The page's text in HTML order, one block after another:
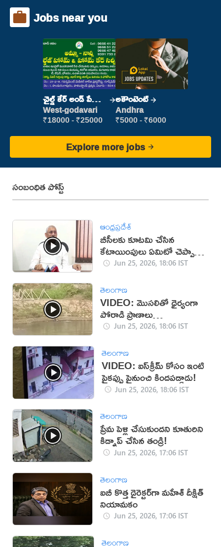
Jobs near you
చైల్డ్ కేర్ అండ్ పేషెంట్
కేర్
West-godavari
₹18000 - ₹25000
అకౌంటెంట్
Andhra
₹5000 - ₹6000
Explore more jobs
సంబంధిత పోస్ట్
ఆంధ్రప్రదేశ్
బీసీలకు కూటమి చేసిన
కేటాయింపులు ఏమిటో చెప్పాలి:
వేణుగోపాలకృష్ణ
Jun 25, 2026, 18:06 IST
తెలంగాణ
VIDEO: మొసలితో ధైర్యంగా
పోరాడి ప్రాణాలు
దక్కించుకున్నాడు
Jun 25, 2026, 18:06 IST
తెలంగాణ
VIDEO: ఐస్‌క్రీమ్ కోసం ఇంటి
పైకప్పు పైనుంచి కిందపడ్డాడు!
Jun 25, 2026, 18:06 IST
తెలంగాణ
ప్రేమ పెళ్లి చేసుకుందని కూతురిని
కిడ్నాప్ చేసిన తండ్రి!
Jun 25, 2026, 17:06 IST
తెలంగాణ
ఐబీ కొత్త డైరెక్టర్‌గా మహేశ్‌ దీక్షిత్‌
నియామకం
Jun 25, 2026, 17:06 IST
తెలంగాణ